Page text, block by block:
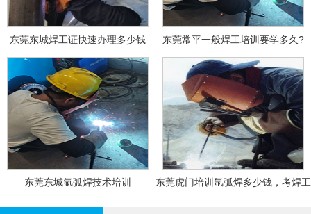
东莞东城焊工证快速办理多少钱 东莞常平一般焊工培训要学多久?
东莞东城氩弧焊技术培训
东莞虎门培训氩弧焊多少钱，考焊工